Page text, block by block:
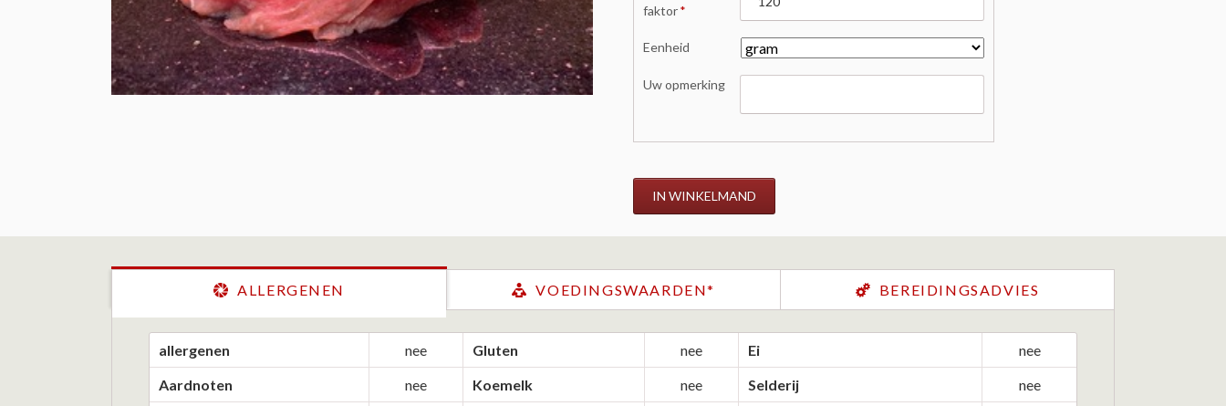
veld
faktor*
Eenheid
Uw opmerking
IN WINKELMAND
ALLERGENEN VOEDINGSWAARDEN* BEREIDINGSADVIES
allergenen nee Gluten nee Ei
nee
Aardnoten
nee Koemelk nee Selderij nee